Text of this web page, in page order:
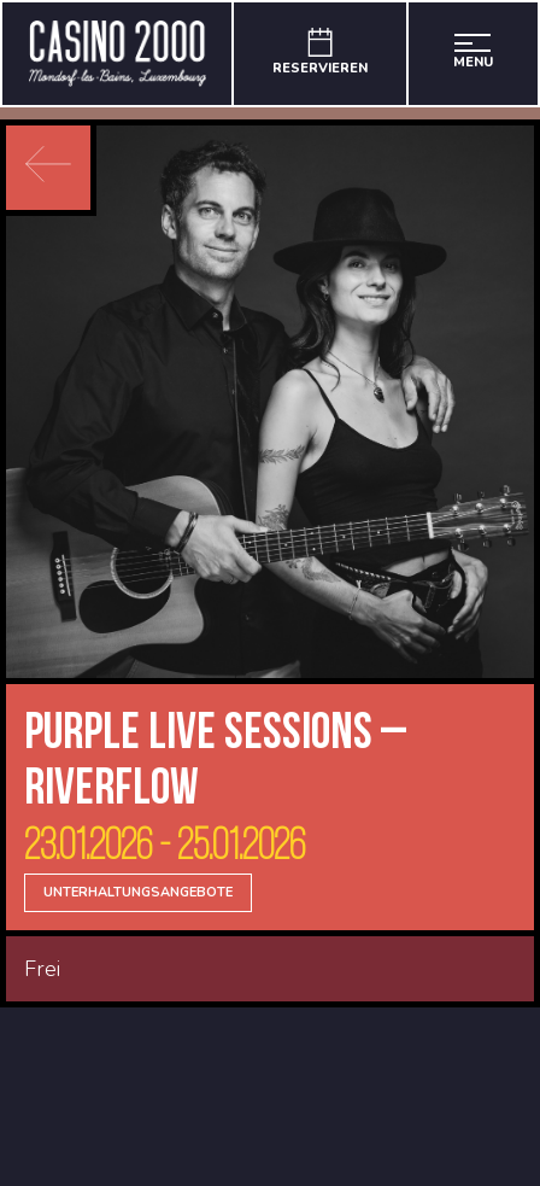
RESERVIEREN MENU
Purple Live Sessions –
Riverflow
23.01.2026 - 25.01.2026
UNTERHALTUNGSANGEBOTE
Frei